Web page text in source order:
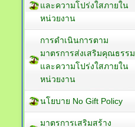
และความโปร่งใสภายใน
หน่วยงาน
การดำเนินการตาม
มาตรการส่งเสริมคุณธรรม
และความโปร่งใสภายใน
หน่วยงาน
นโยบาย No Gift Policy
มาตรการเสริมสร้าง